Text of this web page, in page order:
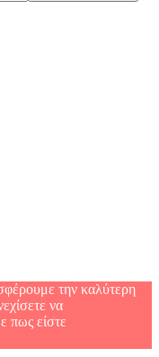
την καλύτερη
να
πως είστε